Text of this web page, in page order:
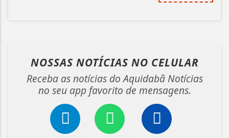
NOSSAS NOTÍCIAS NO CELULAR
Receba as notícias do Aquidabã Notícias
no seu app favorito de mensagens.